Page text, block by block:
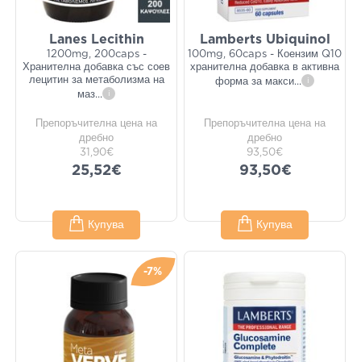
Lanes Lecithin
1200mg, 200caps -
Хранителна добавка със соев
лецитин за метаболизма на
маз... i
Препоръчителна цена на
дребно
31,90€
25,52€
Купува
Lamberts Ubiquinol
100mg, 60caps - Коензим Q10
хранителна добавка в активна
форма за макси... i
Препоръчителна цена на
дребно
93,50€
93,50€
Купува
-7%